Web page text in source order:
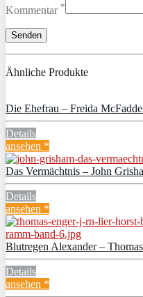
Kommentar *
Ähnliche Produkte
Die Ehefrau – Freida
Details
ansehen *
Das Vermächtnis – John
Details
ansehen *
Blutregen Alexander –
Details
ansehen *